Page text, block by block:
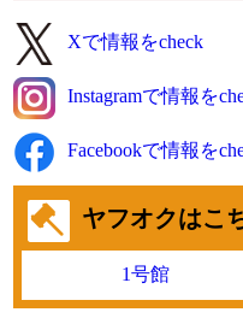
2026-07-28
雨が降っていたりやんだり
今日も元気に頑張りましょ
●本日ご紹介車両●
【商品番号:14238】簡易ク
古河ユニック製 4段ブーム
☎0120-93-8833 営業担当:眞
「HP見て」とお伝えいただ
2026-07-27
今週も元気にスタートし
Xで情報をcheck
Instagramで情報を
Facebookで情報を
ヤフオクはこ
1号館